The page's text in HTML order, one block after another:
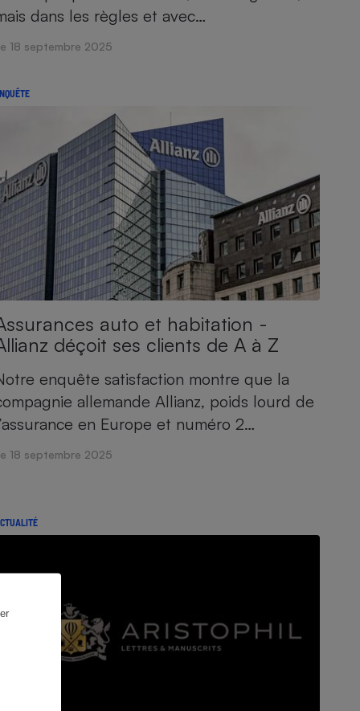
dans les règles et avec…
18 septembre 2025
auto et habitation -
déçoit ses clients de A à Z
enquête satisfaction montre que la
allemande Allianz, poids lourd de
en Europe et numéro 2…
18 septembre 2025